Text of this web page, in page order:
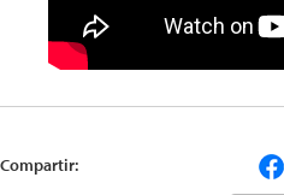
Compartir: